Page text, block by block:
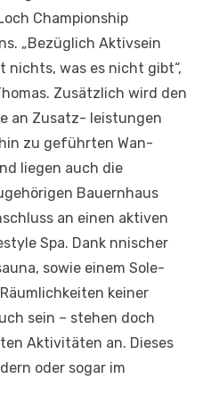
Championship
„Bezüglich Aktivsein
nichts, was es nicht gibt“,
Zusätzlich wird den
an Zusatz- leistungen
zu geführten Wan-
liegen auch die
Bauernhaus
an einen aktiven
Spa. Dank nnischer
sowie einem Sole-
keiner
sein – stehen doch
Aktivitäten an. Dieses
oder sogar im